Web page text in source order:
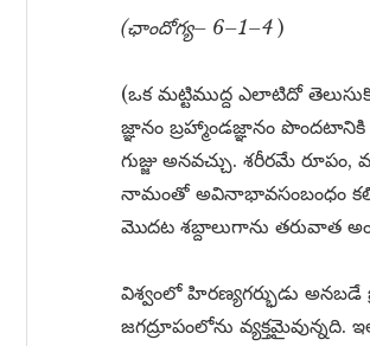
(ఛాందోగ్య– 6–1–4 )
(ఒక మట్టిముద్ద ఎలాటిదో
జ్ఞానం బ్రహ్మాండజ్ఞానం
గుజ్జు అనవచ్చు. శరీరమే
నామంతో అవినాభావసంబంధం
మొదట శబ్దాలుగాను తరువాత
విశ్వంలో హిరణ్యగర్భుడు
జగద్రూపంలోను